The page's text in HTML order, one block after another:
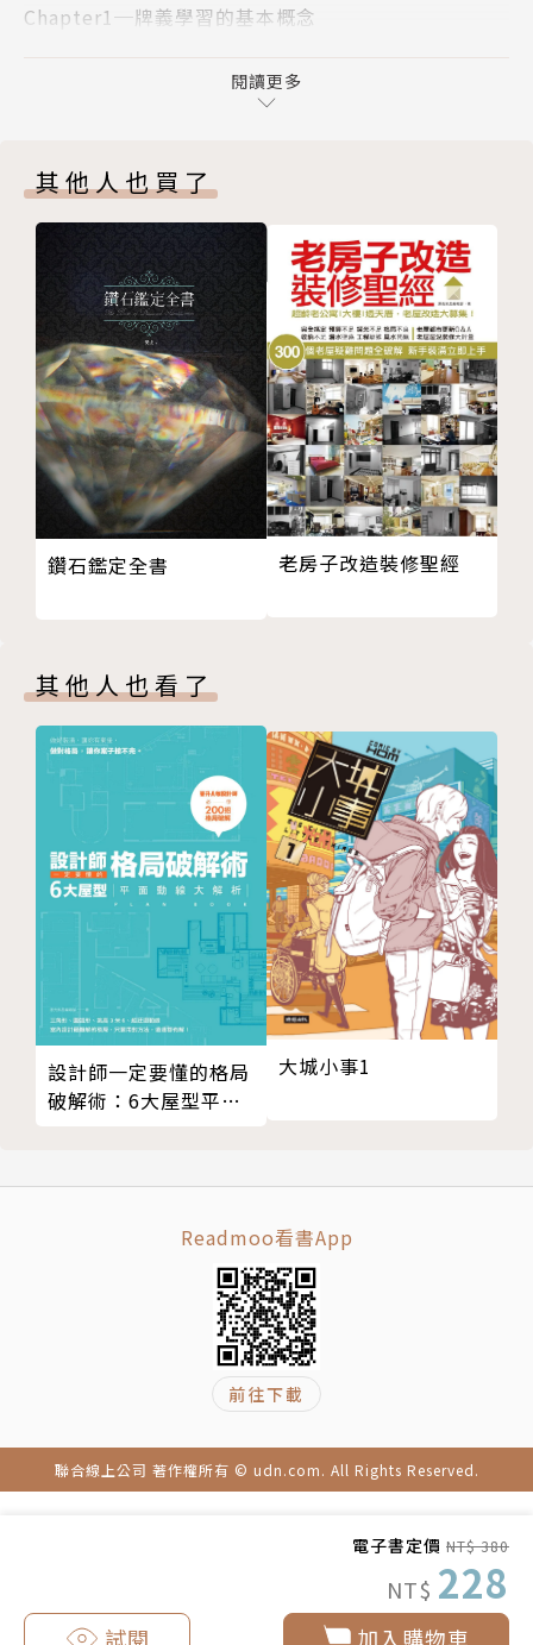
電子書定價 NT$ 380
NT$ 228
加入購物車
試閱
大多數雷諾曼卡的玩家，都先學過了塔羅牌，
其實兩者從核心概念、占卜方式、解讀思路乃至結果都
雖然都是用來提升視覺，但是從裡到外都大不同！
與塔羅牌相較，雷諾曼卡更擅長具體事件的預測，
學習也更容易上手。
【雷諾曼卡占卜的特色】
★更直接更具體的占卜結果－－
舉例算感情問題，塔羅牌可以告訴你：
「你現在感情問題的癥結，是因為童年跟父親的關係不
好的創傷導致。」
糊。
因此有人比喻，塔羅牌是哲學家，雷諾曼卡是我們的死
黨、好閨蜜。
塔羅牌著重在心理和靈性層面，
它的強項是可以顯示整個事情呈現的能量和內心世界，
雷諾曼卡則著重在日常生活的俗世層面，擅長預測具體
事件。
簡單來講，塔羅牌告訴我們「為什麼」，
雷諾曼卡告訴我們「會發生什麼」。
或者，塔羅牌告訴我們「成因」及從成因推導出來的結
果，
雷諾曼卡則直接顯示「結果」。
★直覺性的聯想與推演－－
無需學習神秘學即可直接聯想推演。
「狗」牌就是忠實的好朋友，「戒指」就是約定，
兩張加在一起就是「跟好朋友的約定」，
以如此直覺化的詞彙排列組合，來進行預測。
因此僅需幾小時的學習，就可以開始進行占卜！
雷諾曼卡是以法國歷史上最有名的女預言家雷諾曼（M
arie Anne Adelaide Lenormand）而命名的。她在1
Chapter1─牌義學習的基本概念
Chapter1─如何問個好問題
Chapter2─指示牌與主題卡
Chapter4─雙卡組合練習
Chapter5─雷諾曼日記
Chapter6─實占之前需熟悉的占卜流程
第四部 實占技巧
Chapter1─雷諾曼卡的解讀流派
Chapter2─入門解讀技巧：鏡射解讀法
Chapter3─牌陣
Chapter4─進階研究
Chapter4─雙卡組合練習
Chapter5─雷諾曼日記
Chapter6─實占之前需熟悉的占卜流程
版權頁
封底
閱讀更多
其他人也買了
鑽石鑑定全書 老房子改造裝修聖經
其他人也看了
設計師一定要懂的格局
破解術：6大屋型平面
大城小事1
Readmoo看書App
前往下載
聯合線上公司 著作權所有 © udn.com. All Rights Reserved.